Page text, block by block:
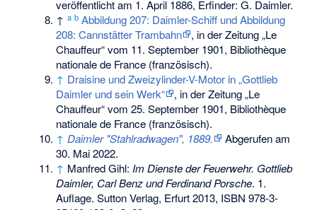
veröffentlicht am 1. April 1886, Erfinder: G. Daimler.
↑a b Abbildung 207: Daimler-Schiff und Abbildung
208: Cannstätter Trambahn
, in der Zeitung „Le
Chauffeur“ vom 11. September 1901, Bibliothèque
nationale de France (französisch).
↑ Draisine und Zweizylinder-V-Motor in „Gottlieb
Daimler und sein Werk“
, in der Zeitung „Le
Chauffeur“ vom 25. September 1901, Bibliothèque
nationale de France (französisch).
↑ Daimler "Stahlradwagen", 1889.
Abgerufen am
30. Mai 2022.
↑ Manfred Gihl:Im Dienste der Feuerwehr. Gottlieb
Daimler, Carl Benz und Ferdinand Porsche. 1.
Auflage. Sutton Verlag, Erfurt 2013, ISBN 978-3-